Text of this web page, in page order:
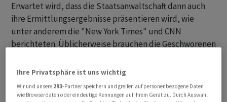
Erwartet wird, dass die Staatsanwaltschaft dann auch
ihre Ermittlungsergebnisse präsentieren wird, wie
unter anderem die "New York Times" und CNN
berichteten. Üblicherweise brauchen die Geschworenen
befinden. Sollten sie sich für eine Anklage entscheiden,
wäre es bereits das vierte Strafverfahren gegen Ex-
Präsident Trump. Den Berichten zufolge sind in Georgia
Ihre Privatsphäre ist uns wichtig
Wir und unsere 293-Partner speichern und greifen auf personenbezogene Daten
wie Browserdaten oder eindeutige Kennungen auf Ihrem Gerät zu. Durch Auswahl